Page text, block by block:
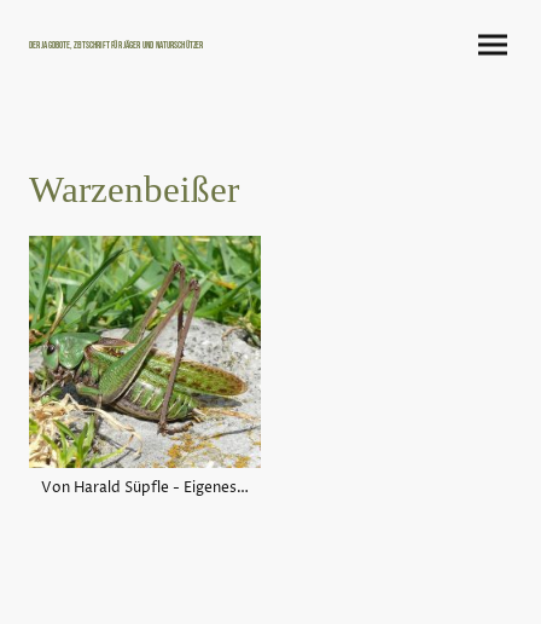
Der Jagdbote, Zeitschrift für Jäger und Naturschützer
Warzenbeißer
Von Harald Süpfle - Eigenes Werk, CC BY-SA 2.5, https://commons.wikimedia.org/w/index.php?curid=2626708